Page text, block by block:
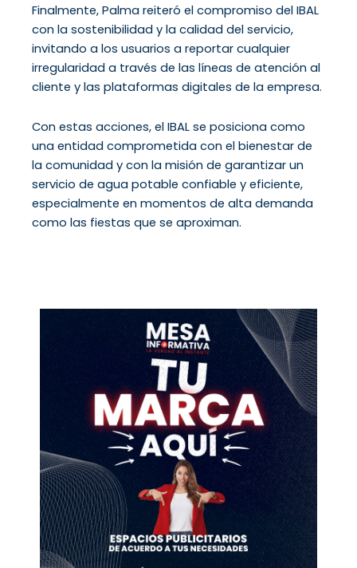
Finalmente, Palma reiteró el compromiso del IBAL
con la sostenibilidad y la calidad del servicio,
invitando a los usuarios a reportar cualquier
irregularidad a través de las líneas de atención al
cliente y las plataformas digitales de la empresa.
Con estas acciones, el IBAL se posiciona como
una entidad comprometida con el bienestar de
la comunidad y con la misión de garantizar un
servicio de agua potable confiable y eficiente,
especialmente en momentos de alta demanda
como las fiestas que se aproximan.